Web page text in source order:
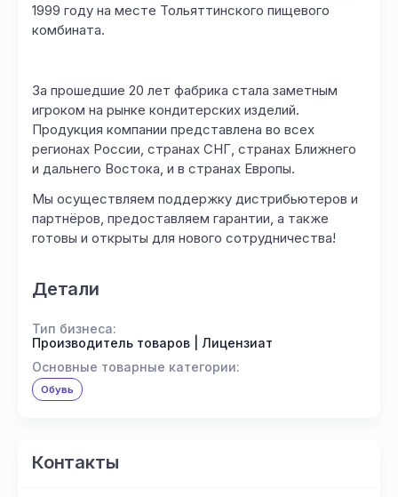
1999 году на месте Тольяттинского пищевого
комбината.
За прошедшие 20 лет фабрика стала заметным
игроком на рынке кондитерских изделий.
Продукция компании представлена во всех
регионах России, странах СНГ, странах Ближнего
и дальнего Востока, и в странах Европы.
Мы осуществляем поддержку дистрибьютеров и
партнёров, предоставляем гарантии, а также
готовы и открыты для нового сотрудничества!
Детали
Тип бизнеса:
Производитель товаров | Лицензиат
Основные товарные категории:
Обувь
Контакты